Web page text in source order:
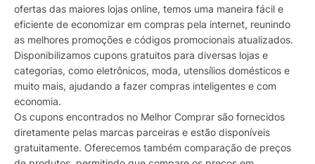
ofertas das maiores lojas online, temos uma maneira fácil e
eficiente de economizar em compras pela internet, reunindo
as melhores promoções e códigos promocionais atualizados.
Disponibilizamos cupons gratuitos para diversas lojas e
categorias, como eletrônicos, moda, utensílios domésticos e
muito mais, ajudando a fazer compras inteligentes e com
economia.
Os cupons encontrados no Melhor Comprar são fornecidos
diretamente pelas marcas parceiras e estão disponíveis
gratuitamente. Oferecemos também comparação de preços